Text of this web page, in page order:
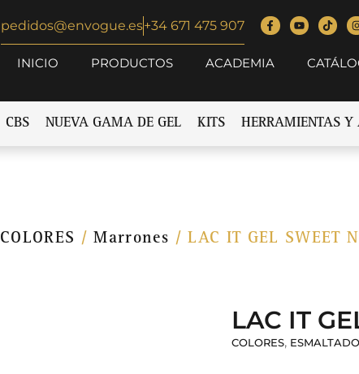
pedidos@envogue.es+34 671 475 907
INICIO PRODUCTOS ACADEMIA
CBS NUEVA GAMA DE GEL KITS HERRAMIENTAS Y
COLORES /Marrones / LAC IT GEL SWEET
LAC IT
COLORES,